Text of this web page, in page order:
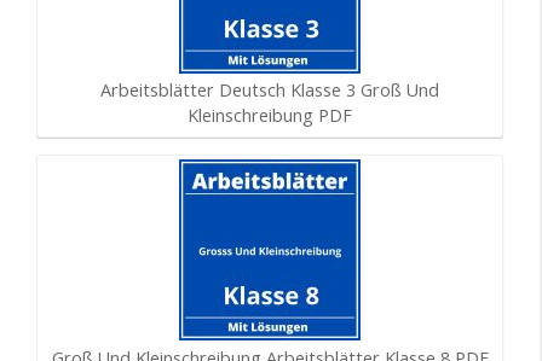
Arbeitsblätter Deutsch Klasse 3 Groß Und
Kleinschreibung PDF